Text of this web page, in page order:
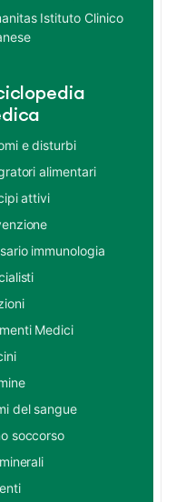
Istituto Clinico
e disturbi
alimentari
attivi
immunologia
Medici
del sangue
soccorso